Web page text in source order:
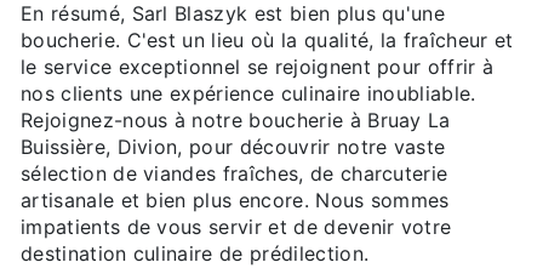
En résumé, Sarl Blaszyk est bien plus qu'une
boucherie. C'est un lieu où la qualité, la fraîcheur et
le service exceptionnel se rejoignent pour offrir à
nos clients une expérience culinaire inoubliable.
Rejoignez-nous à notre boucherie à Bruay La
Buissière, Divion, pour découvrir notre vaste
sélection de viandes fraîches, de charcuterie
artisanale et bien plus encore. Nous sommes
impatients de vous servir et de devenir votre
destination culinaire de prédilection.